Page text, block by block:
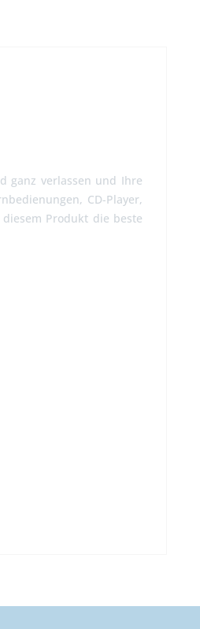
ganz verlassen und Ihre
CD-Player,
Produkt die beste